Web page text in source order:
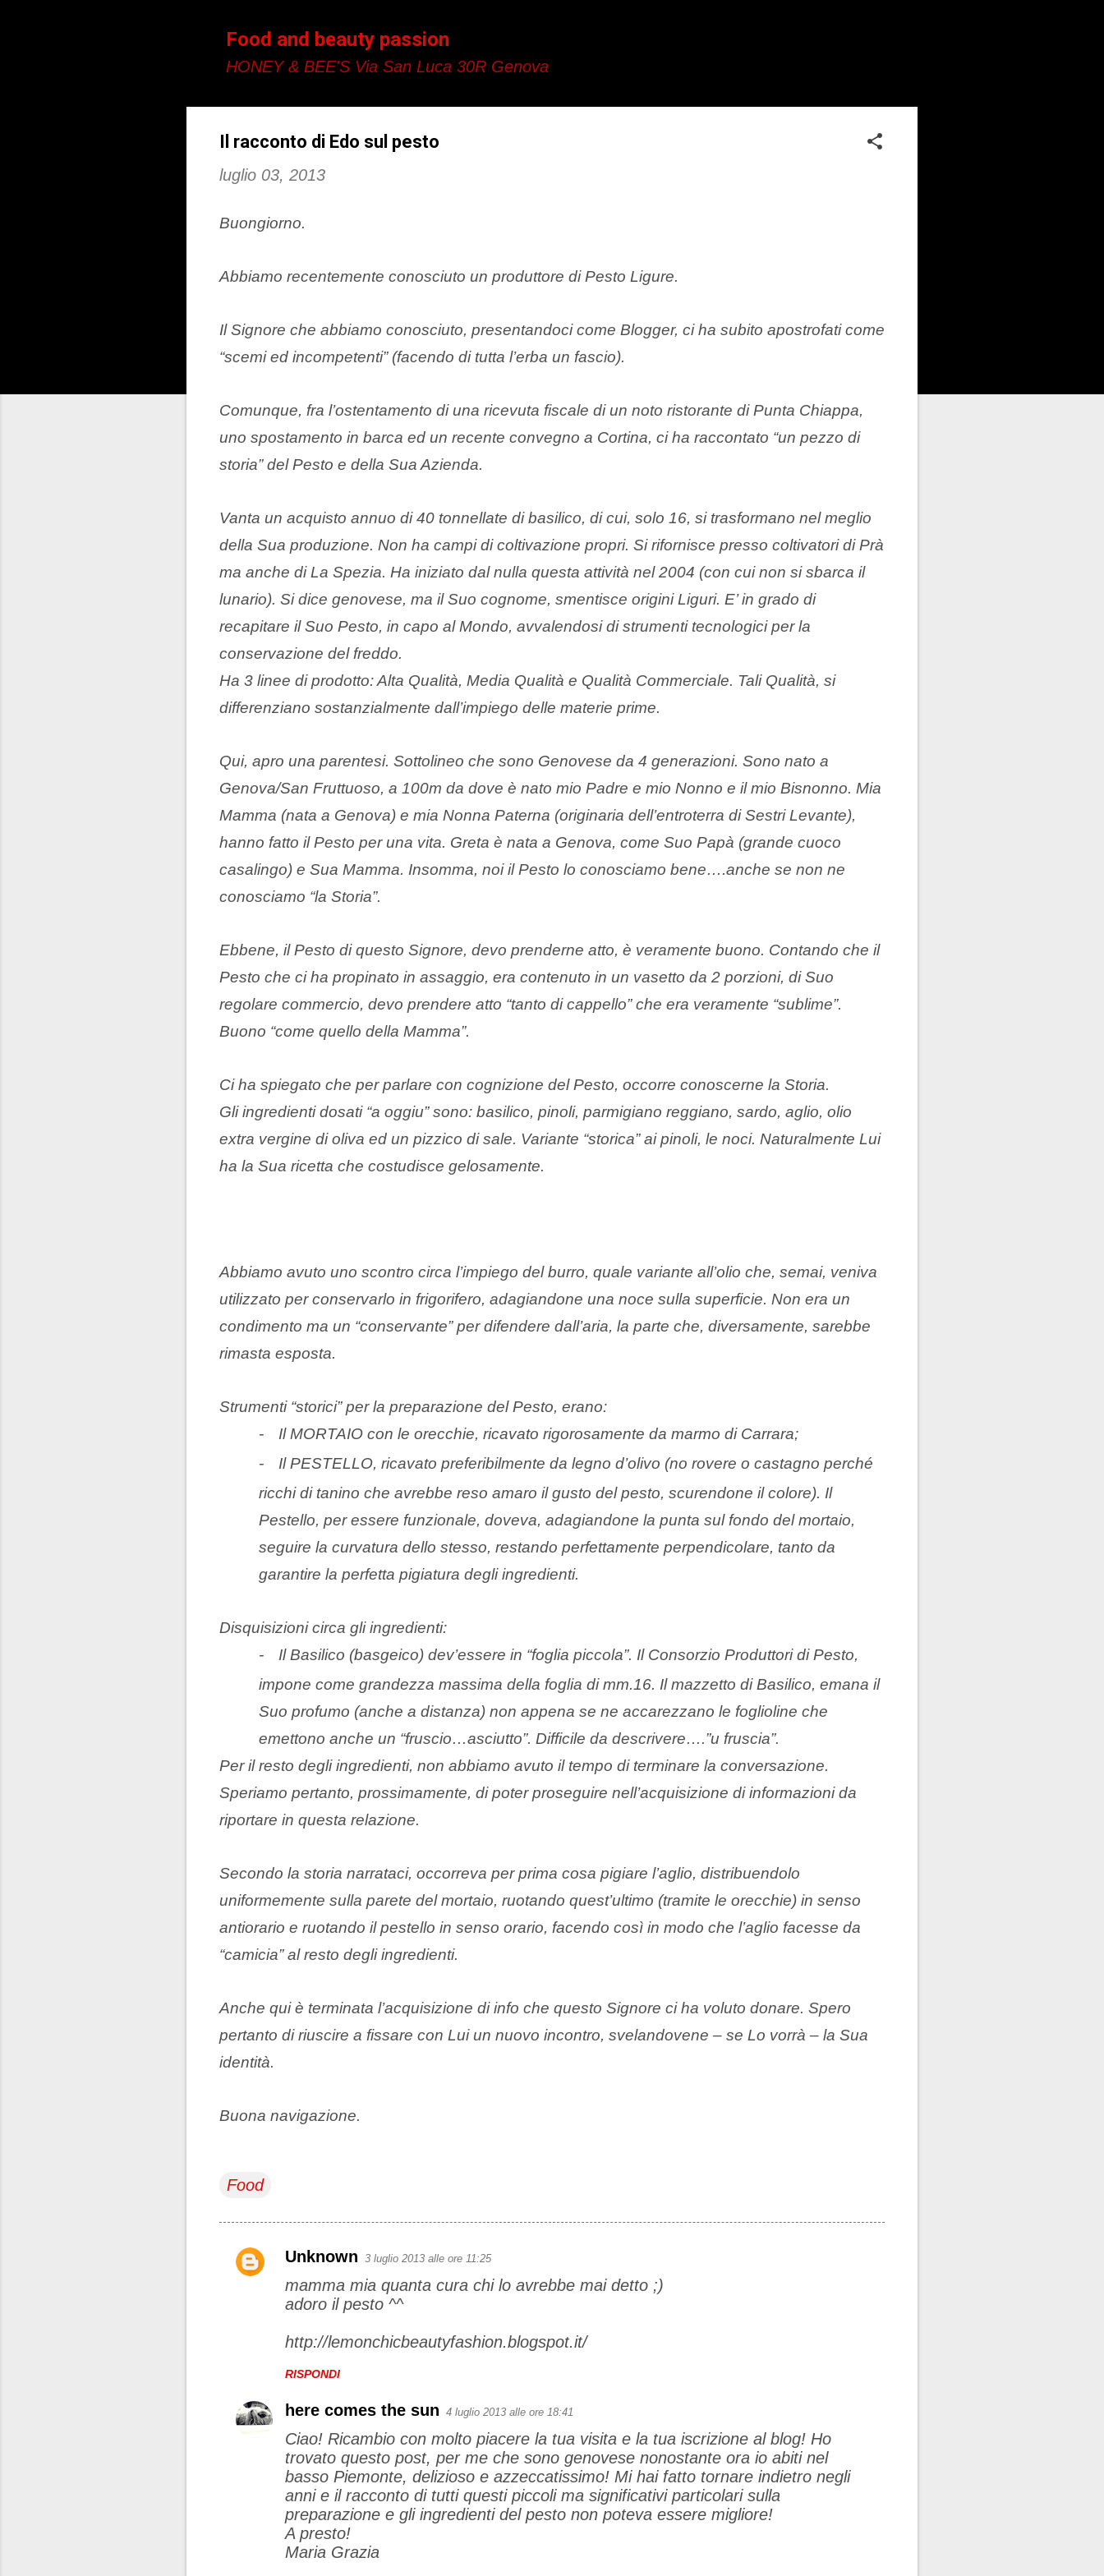
Food and beauty passion
HONEY & BEE'S Via San Luca 30R Genova
Il racconto di Edo sul pesto
luglio 03, 2013
Buongiorno.
Abbiamo recentemente conosciuto un produttore di Pesto Ligure.
Il Signore che abbiamo conosciuto, presentandoci come Blogger, ci ha subito apostrofati come
“scemi ed incompetenti” (facendo di tutta l’erba un fascio).
Comunque, fra l’ostentamento di una ricevuta fiscale di un noto ristorante di Punta Chiappa,
uno spostamento in barca ed un recente convegno a Cortina, ci ha raccontato “un pezzo di
storia” del Pesto e della Sua Azienda.
Vanta un acquisto annuo di 40 tonnellate di basilico, di cui, solo 16, si trasformano nel meglio
della Sua produzione. Non ha campi di coltivazione propri. Si rifornisce presso coltivatori di Prà
ma anche di La Spezia. Ha iniziato dal nulla questa attività nel 2004 (con cui non si sbarca il
lunario). Si dice genovese, ma il Suo cognome, smentisce origini Liguri. E’ in grado di
recapitare il Suo Pesto, in capo al Mondo, avvalendosi di strumenti tecnologici per la
conservazione del freddo.
Ha 3 linee di prodotto: Alta Qualità, Media Qualità e Qualità Commerciale. Tali Qualità, si
differenziano sostanzialmente dall’impiego delle materie prime.
Qui, apro una parentesi. Sottolineo che sono Genovese da 4 generazioni. Sono nato a
Genova/San Fruttuoso, a 100m da dove è nato mio Padre e mio Nonno e il mio Bisnonno. Mia
Mamma (nata a Genova) e mia Nonna Paterna (originaria dell’entroterra di Sestri Levante),
hanno fatto il Pesto per una vita. Greta è nata a Genova, come Suo Papà (grande cuoco
casalingo) e Sua Mamma. Insomma, noi il Pesto lo conosciamo bene….anche se non ne
conosciamo “la Storia”.
Ebbene, il Pesto di questo Signore, devo prenderne atto, è veramente buono. Contando che il
Pesto che ci ha propinato in assaggio, era contenuto in un vasetto da 2 porzioni, di Suo
regolare commercio, devo prendere atto “tanto di cappello” che era veramente “sublime”.
Buono “come quello della Mamma”.
Ci ha spiegato che per parlare con cognizione del Pesto, occorre conoscerne la Storia.
Gli ingredienti dosati “a oggiu” sono: basilico, pinoli, parmigiano reggiano, sardo, aglio, olio
extra vergine di oliva ed un pizzico di sale. Variante “storica” ai pinoli, le noci. Naturalmente Lui
ha la Sua ricetta che costudisce gelosamente.
Abbiamo avuto uno scontro circa l’impiego del burro, quale variante all’olio che, semai, veniva
utilizzato per conservarlo in frigorifero, adagiandone una noce sulla superficie. Non era un
condimento ma un “conservante” per difendere dall’aria, la parte che, diversamente, sarebbe
rimasta esposta.
Strumenti “storici” per la preparazione del Pesto, erano:
-
Il MORTAIO con le orecchie, ricavato rigorosamente da marmo di Carrara;
-
Il PESTELLO, ricavato preferibilmente da legno d’olivo (no rovere o castagno perché
ricchi di tanino che avrebbe reso amaro il gusto del pesto, scurendone il colore). Il
Pestello, per essere funzionale, doveva, adagiandone la punta sul fondo del mortaio,
seguire la curvatura dello stesso, restando perfettamente perpendicolare, tanto da
garantire la perfetta pigiatura degli ingredienti.
Disquisizioni circa gli ingredienti:
-
Il Basilico (basgeico) dev’essere in “foglia piccola”. Il Consorzio Produttori di Pesto,
impone come grandezza massima della foglia di mm.16. Il mazzetto di Basilico, emana il
Suo profumo (anche a distanza) non appena se ne accarezzano le foglioline che
emettono anche un “fruscio…asciutto”. Difficile da descrivere….”u fruscia”.
Per il resto degli ingredienti, non abbiamo avuto il tempo di terminare la conversazione.
Speriamo pertanto, prossimamente, di poter proseguire nell’acquisizione di informazioni da
riportare in questa relazione.
Secondo la storia narrataci, occorreva per prima cosa pigiare l’aglio, distribuendolo
uniformemente sulla parete del mortaio, ruotando quest’ultimo (tramite le orecchie) in senso
antiorario e ruotando il pestello in senso orario, facendo così in modo che l’aglio facesse da
“camicia” al resto degli ingredienti.
Anche qui è terminata l’acquisizione di info che questo Signore ci ha voluto donare. Spero
pertanto di riuscire a fissare con Lui un nuovo incontro, svelandovene – se Lo vorrà – la Sua
identità.
Buona navigazione.
Food
C
i
Unknown 3 luglio 2013 alle ore 11:25
mamma mia quanta cura chi lo avrebbe mai detto ;)
adoro il pesto ^^
http://lemonchicbeautyfashion.blogspot.it/
RISPONDI
here comes the sun 4 luglio 2013 alle ore 18:41
Ciao! Ricambio con molto piacere la tua visita e la tua iscrizione al blog! Ho
trovato questo post, per me che sono genovese nonostante ora io abiti nel
basso Piemonte, delizioso e azzeccatissimo! Mi hai fatto tornare indietro negli
anni e il racconto di tutti questi piccoli ma significativi particolari sulla
preparazione e gli ingredienti del pesto non poteva essere migliore!
A presto!
Maria Grazia